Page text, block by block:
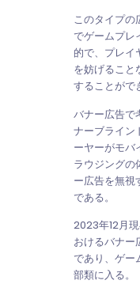
このタイプの
でゲームプレ
的で、プレイ
を妨げること
することがで
バナー広告で
ナーブライン
ーヤーがモバ
ラウジングの
ー広告を無視
である。
2023年12月
おけるバナ
であり、ゲー
部類に入る。